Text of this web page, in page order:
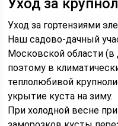
Уход за
Уход за гортензиями
Наш садово-дачный
Московской области
поэтому в
теплолюбивой
укрытие куста на зиму.
При холодной весне